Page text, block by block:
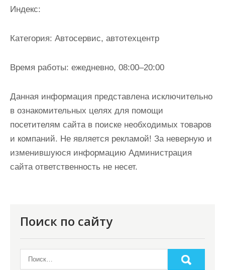
Индекс:
Категория: Автосервис, автотехцентр
Время работы: ежедневно, 08:00–20:00
Данная информация представлена исключительно
в ознакомительных целях для помощи
посетителям сайта в поиске необходимых товаров
и компаний. Не является рекламой! За неверную и
изменившуюся информацию Администрация
сайта ответственность не несет.
Поиск по сайту